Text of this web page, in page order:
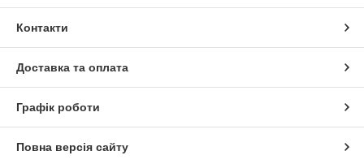
Контакти
Доставка та оплата
Графік роботи
Повна версія сайту